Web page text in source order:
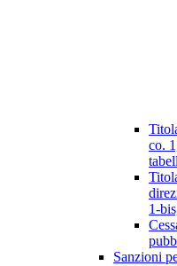
co.
1-
Sanzioni